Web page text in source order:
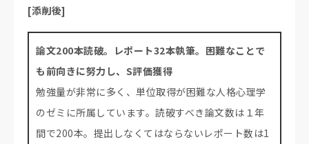
[添削後]
論文200本読破。レポート32本執筆。困難なことで
も前向きに努力し、S評価獲得
勉強量が非常に多く、単位取得が困難な人格心理学
のゼミに所属しています。読破すべき論文数は１年
間で200本。提出しなくてはならないレポート数は1